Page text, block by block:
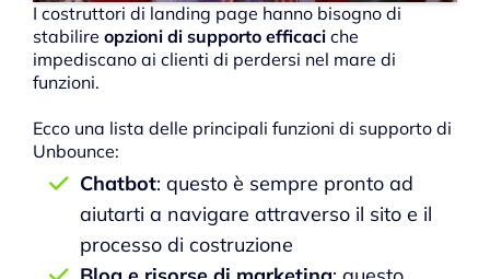
I costruttori di landing page hanno bisogno di
stabilire opzioni di supporto efficaci che
impediscano ai clienti di perdersi nel mare di
funzioni.
Ecco una lista delle principali funzioni di supporto di
Unbounce:
Chatbot: questo è sempre pronto ad
aiutarti a navigare attraverso il sito e il
processo di costruzione